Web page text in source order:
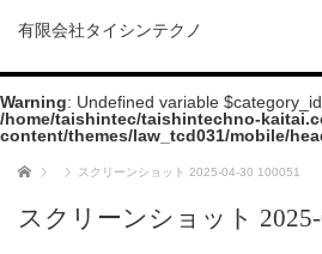
有限会社タイシンテクノ
Warning: Undefined variable
/home/taishintec/taishintechno-
content/themes/law_tcd031/mobile/
ホーム スクリーンショット 2025-04-30 100051
スクリーンショット 2025-